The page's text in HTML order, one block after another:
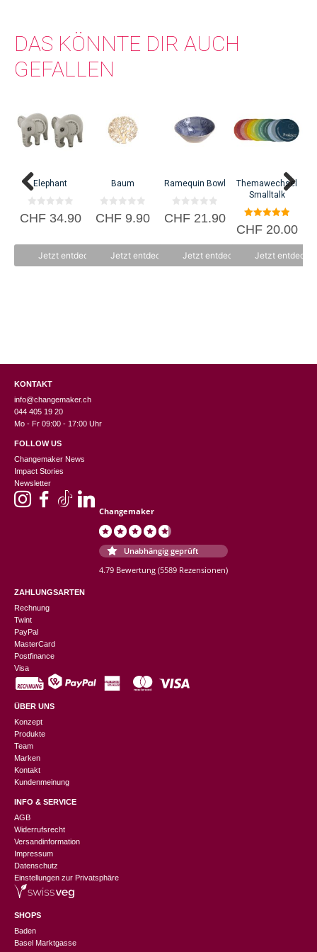
DAS KÖNNTE DIR AUCH
GEFALLEN
Elephant
0
v
CHF34.90
Jetzt entdecken
Baum
0
v
CHF9.90
Jetzt entdecken
Ramequin Bowl
0
v
CHF21.90
Jetzt entdecken
Themawechsel
Smalltalk
5.00
von 5
CHF20.00
Jetzt
KONTAKT
info@changemaker.ch
044 405 19 20
Mo - Fr 09:00 - 17:00 Uhr
FOLLOW US
Changemaker News
Impact Stories
Newsletter
Changemaker
Unabhängig geprüft
4.79 Bewertung (5589 Rezensionen)
ZAHLUNGSARTEN
Rechnung
Twint
PayPal
MasterCard
Postfinance
Visa
ÜBER UNS
Konzept
Produkte
Team
Marken
Kontakt
Kundenmeinung
INFO & SERVICE
AGB
Widerrufsrecht
Versandinformation
Impressum
Datenschutz
Einstellungen zur Privatsphäre
SHOPS
Baden
Basel Marktgasse